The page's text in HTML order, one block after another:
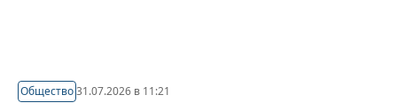
Общество31.07.2026 в 11:21